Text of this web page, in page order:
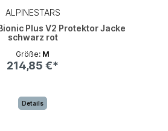
ALPINESTARS
Bionic Plus V2 Protektor Jacke
schwarz rot
Größe: M
214,85 €*
Details